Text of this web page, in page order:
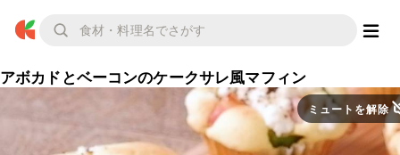
アボカドとベーコンのケークサレ風マフィン
ミュートを解除